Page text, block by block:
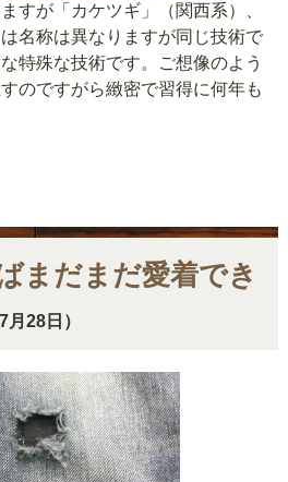
すが「カケツギ」（関西系）、
名称は異なりますが同じ技術で
特殊な技術です。ご想像のよう
のですがら緻密で習得に何年も
まだまだ愛着でき
月28日）